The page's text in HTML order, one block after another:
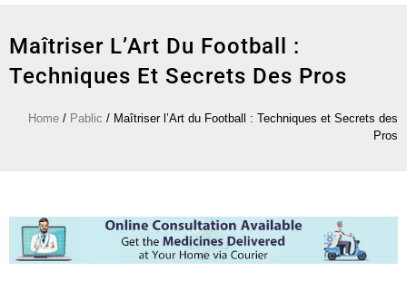
Maîtriser L’Art Du Football :
Techniques Et Secrets Des Pros
Home / Pablic / Maîtriser l’Art du Football : Techniques et Secrets des
Pros